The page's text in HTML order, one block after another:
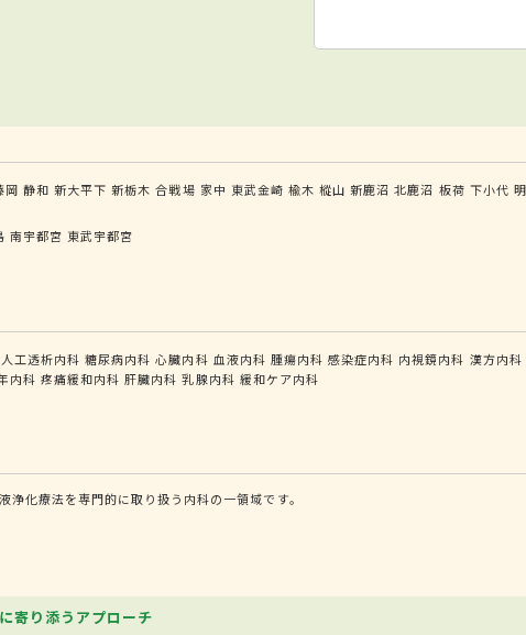
岡 静和 新大平下 新栃木 合戦場 家中 東武金崎 楡木 樅山 新鹿沼 北鹿沼 板荷 下小代
南宇都宮 東武宇都宮
人工透析内科 糖尿病内科 心臓内科 血液内科 腫瘍内科 感染症内科 内視鏡内科 漢方内科
内科 疼痛緩和内科 肝臓内科 乳腺内科 緩和ケア内科
化療法を専門的に取り扱う内科の一領域です。
寄り添うアプローチ